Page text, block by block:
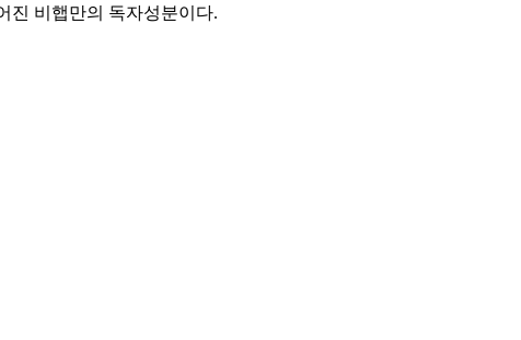
진 비햅만의 독자성분이다.